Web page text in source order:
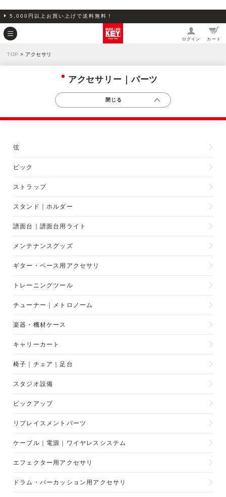
5,000円以上お買い上げで送料無料！
ログイン カート
TOP > アクセサリ
アクセサリー｜パーツ
弦
ピック
ストラップ
スタンド｜ホルダー
譜面台｜譜面台用ライト
メンテナンスグッズ
ギター・ベース用アクセサリ
トレーニングツール
チューナー｜メトロノーム
楽器・機材ケース
キャリーカート
椅子｜チェア｜足台
スタジオ設備
ピックアップ
リプレイスメントパーツ
ケーブル｜電源｜ワイヤレスシステム
エフェクター用アクセサリ
ドラム・パーカッション用アクセサリ